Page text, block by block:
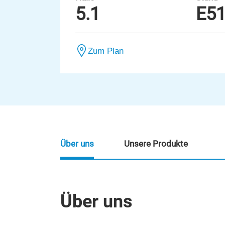
5.1
Zum Plan
Über uns
Über uns Unsere Produkte